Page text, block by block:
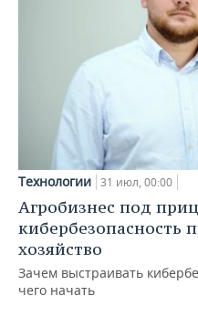
Технологии 31 июл, 00:00
Агробизнес под
кибербезопасность
хозяйство
Зачем выстраивать
чего начать